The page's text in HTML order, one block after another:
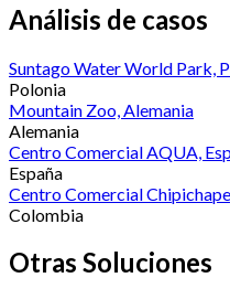
Análisis de casos
Suntago Water World Park,
Polonia
Mountain Zoo, Alemania
Alemania
Centro Comercial AQUA,
España
Centro Comercial
Colombia
Otras Soluciones